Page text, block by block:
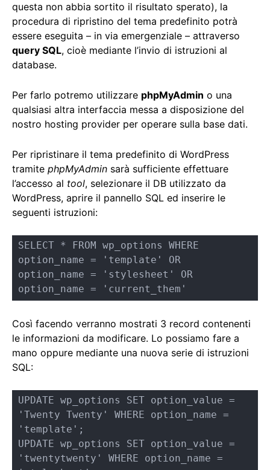
questa non abbia sortito il risultato sperato), la
procedura di ripristino del tema predefinito potrà
essere eseguita – in via emergenziale – attraverso
query SQL, cioè mediante l’invio di istruzioni al
database.
Per farlo potremo utilizzare phpMyAdmin o una
qualsiasi altra interfaccia messa a disposizione del
nostro hosting provider per operare sulla base dati.
Per ripristinare il tema predefinito di WordPress
tramite phpMyAdmin sarà sufficiente effettuare
l’accesso al tool, selezionare il DB utilizzato da
WordPress, aprire il pannello SQL ed inserire le
seguenti istruzioni:
SELECT * FROM wp_options WHERE
option_name = 'template' OR
option_name = 'stylesheet' OR
option_name = 'current_them'
Così facendo verranno mostrati 3 record contenenti
le informazioni da modificare. Lo possiamo fare a
mano oppure mediante una nuova serie di istruzioni
SQL:
UPDATE wp_options SET option_value =
'Twenty Twenty' WHERE option_name =
'template';
UPDATE wp_options SET option_value =
'twentytwenty' WHERE option_name =